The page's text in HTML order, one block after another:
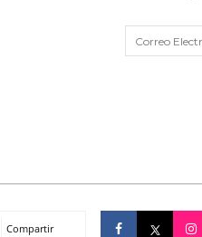
Compartir